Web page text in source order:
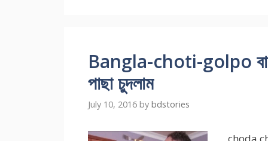
Bangla-choti-golpo
পাছা চুদলাম
July 10, 2016 by bdstories
choda